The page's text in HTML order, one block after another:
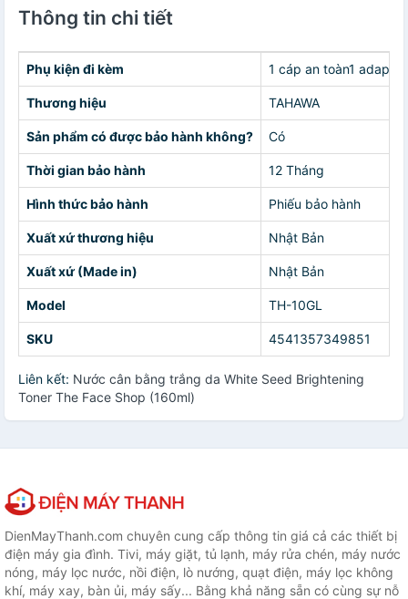
Thông tin chi tiết
Phụ kiện đi kèm 1 cáp an toàn1
Thương hiệu TAHAWA
Sản phẩm có được bảo hành không? Có
Thời gian bảo hành 12 Tháng
Hình thức bảo hành Phiếu bảo hành
Xuất xứ thương hiệu Nhật Bản
Xuất xứ (Made in) Nhật Bản
Model TH-10GL
SKU 4541357349851
Liên kết: Nước cân bằng trắng da White Seed Brightening
Toner The Face Shop (160ml)
DienMayThanh.com chuyên cung cấp thông tin giá cả các thiết bị
điện máy gia đình. Tivi, máy giặt, tủ lạnh, máy rửa chén, máy nước
nóng, máy lọc nước, nồi điện, lò nướng, quạt điện, máy lọc không
khí, máy xay, bàn ủi, máy sấy... Bằng khả năng sẵn có cùng sự nỗ